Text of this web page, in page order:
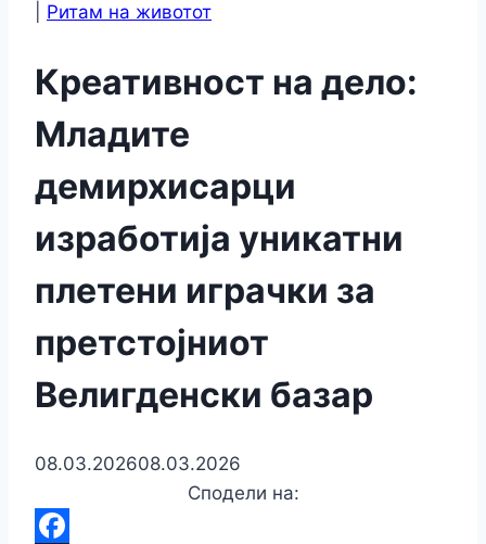
Ритам на животот
Креативност на дело:
Младите
демирхисарци
изработија уникатни
плетени играчки за
претстојниот
Велигденски базар
08.03.202608.03.2026
Сподели на: